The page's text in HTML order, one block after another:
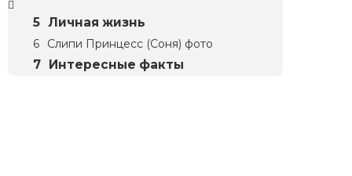
Личная жизнь
Слипи Принцесс (Соня) фото
Интересные факты